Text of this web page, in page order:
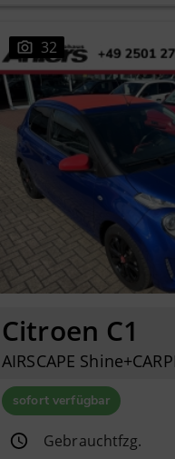
32
Citroen C1
sofort verfügbar
Gebrauchtfzg.